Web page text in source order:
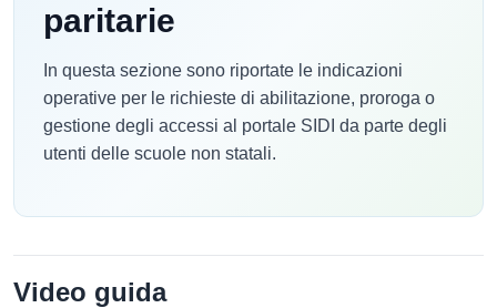
paritarie
In questa sezione sono riportate le indicazioni
operative per le richieste di abilitazione, proroga o
gestione degli accessi al portale SIDI da parte degli
utenti delle scuole non statali.
Video guida